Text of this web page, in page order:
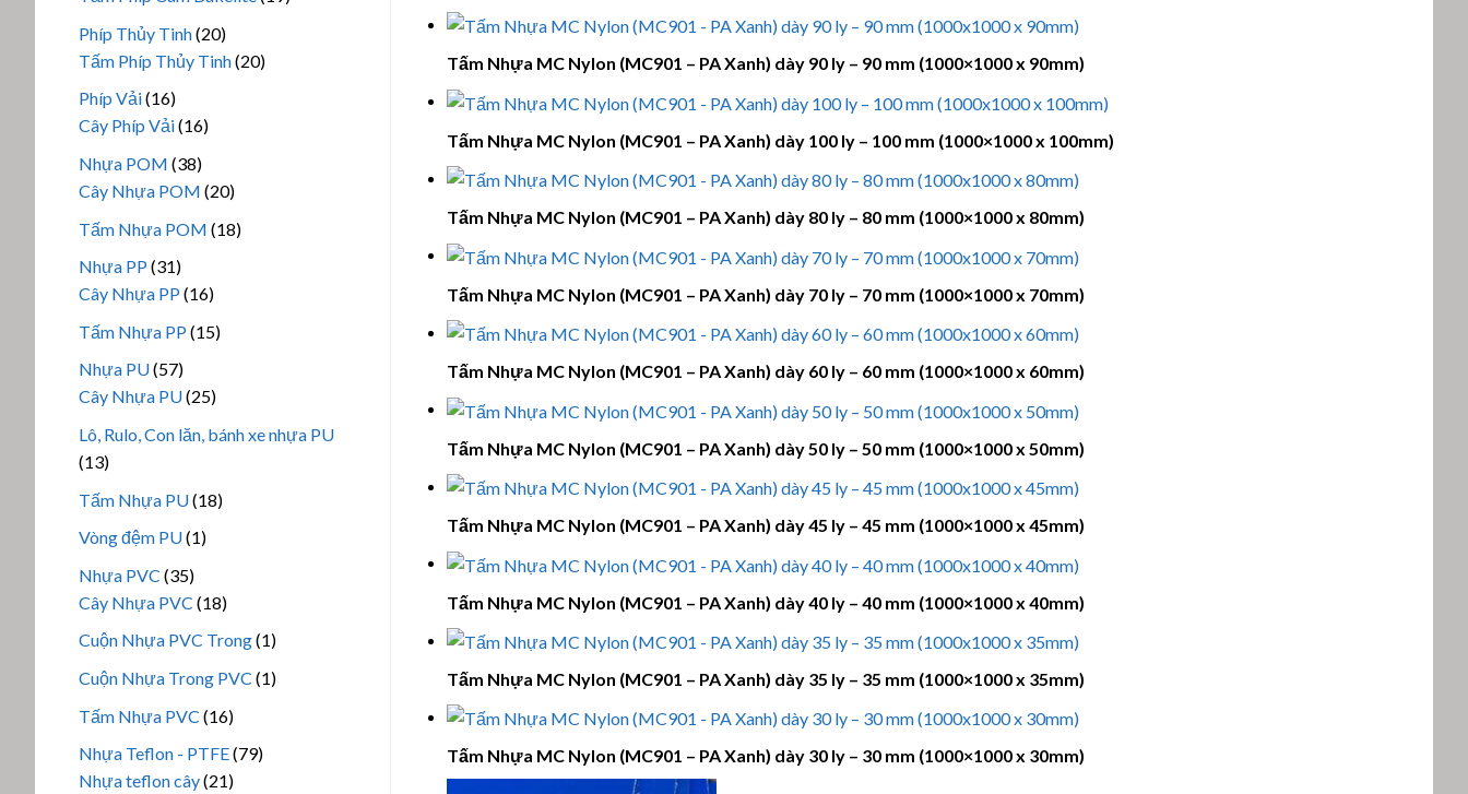
Phíp Thủy Tinh 2020
sản
Tấm Phíp Thủy Tinh 2020
Phíp Vải 1616
sản
Cây Phíp Vải 1616
Nhựa POM 3838
sản
Cây Nhựa POM 2020
phẩm
Tấm Nhựa POM 1818
Nhựa PP 3131
sản
Cây Nhựa PP 1616
phẩm
Tấm Nhựa PP 1515
Nhựa PU 5757
sản
Cây Nhựa PU 2525
Lô, Rulo, Con lăn, bánh xe nhựa PU
1313
phẩm
Tấm Nhựa PU 1818
Vòng đệm PU 11
Nhựa PVC 3535
sản
Cây Nhựa PVC 1818
phẩm
Cuộn Nhựa PVC Trong 11
phẩm
Cuộn Nhựa Trong PVC 11
Tấm Nhựa PVC 1616
phẩm
Nhựa Teflon - PTFE 7979
Nhựa teflon cây 2121
Tấm Nhựa MC Nylon (MC901 – PA Xanh) dày 90 ly – 90 mm (1000×1000 x 90mm)
Tấm Nhựa MC Nylon (MC901 – PA Xanh) dày 100 ly – 100 mm (1000×1000 x 100mm)
Tấm Nhựa MC Nylon (MC901 – PA Xanh) dày 80 ly – 80 mm (1000×1000 x 80mm)
Tấm Nhựa MC Nylon (MC901 – PA Xanh) dày 70 ly – 70 mm (1000×1000 x 70mm)
Tấm Nhựa MC Nylon (MC901 – PA Xanh) dày 60 ly – 60 mm (1000×1000 x 60mm)
Tấm Nhựa MC Nylon (MC901 – PA Xanh) dày 50 ly – 50 mm (1000×1000 x 50mm)
Tấm Nhựa MC Nylon (MC901 – PA Xanh) dày 45 ly – 45 mm (1000×1000 x 45mm)
Tấm Nhựa MC Nylon (MC901 – PA Xanh) dày 40 ly – 40 mm (1000×1000 x 40mm)
Tấm Nhựa MC Nylon (MC901 – PA Xanh) dày 35 ly – 35 mm (1000×1000 x 35mm)
Tấm Nhựa MC Nylon (MC901 – PA Xanh) dày 30 ly – 30 mm (1000×1000 x 30mm)